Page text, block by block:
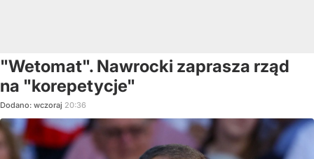
"Wetomat". Nawrocki zaprasza rząd
na "korepetycje"
Dodano: wczoraj 20:36